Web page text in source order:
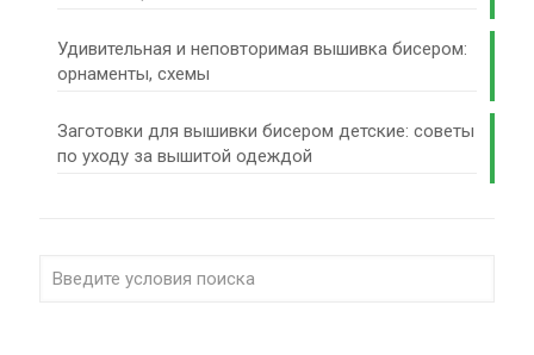
Удивительная и неповторимая вышивка бисером:
орнаменты, схемы
Заготовки для вышивки бисером детские: советы
по уходу за вышитой одеждой